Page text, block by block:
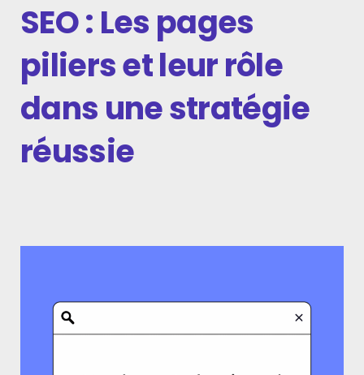
SEO : Les pages
piliers et leur rôle
dans une stratégie
réussie